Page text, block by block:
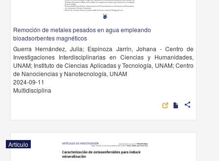
Remoción de metales pesados en agua empleando
bioadsorbentes magnéticos
Guerra Hernández, Julia; Espinoza Jarrin, Johana - Centro de
Investigaciones Interdisciplinarias en Ciencias y Humanidades,
UNAM; Instituto de Ciencias Aplicadas y Tecnología, UNAM; Centro
de Nanociencias y Nanotecnología, UNAM
2024-09-11
Multidisciplina
share
Artículo